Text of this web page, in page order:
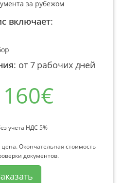
за рубежом
включает:
: от 7 рабочих дней
учета НДС 5%
Окончательная стоимость
документов.